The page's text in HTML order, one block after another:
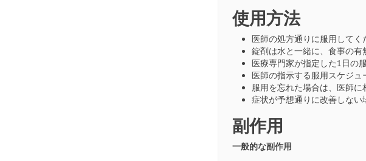
使用方法
医師の処方通りに服用してく
錠剤は水と一緒に、食事の有
医療専門家が指定した1日の
医師の指示する服用スケジュ
服用を忘れた場合は、医師に
症状が予想通りに改善しない
副作用
一般的な副作用